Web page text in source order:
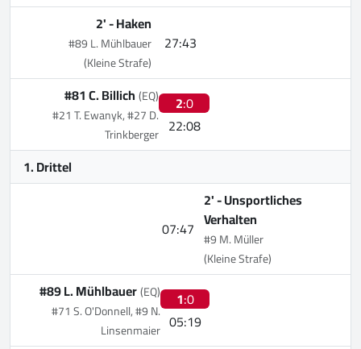
27:43
2' -Haken
#89 L. Mühlbauer
(Kleine Strafe)
2:0
22:08
#81 C. Billich (EQ)
#21 T. Ewanyk, #27 D.
Trinkberger
1. Drittel
07:47
2' -Unsportliches
Verhalten
#9 M. Müller
(Kleine Strafe)
1:0
05:19
#89 L. Mühlbauer(EQ)
#71 S. O'Donnell, #9 N.
Linsenmaier